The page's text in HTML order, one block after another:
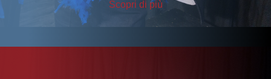
Scopri di più